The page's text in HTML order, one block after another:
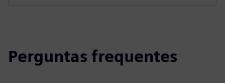
Perguntas frequentes